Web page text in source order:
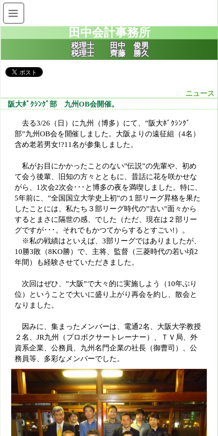
田中会計事務所
税理士 田中 俊男
税理士 齊藤 勝久
ニュース
阪大ﾎﾞｸｼﾝｸﾞ部 九州OB会開催。
去る3/26（日）に九州（博多）にて、”阪大ﾎﾞｸｼﾝｸﾞ
部”九州OB会を開催しました。大阪よりの遠征組（4名）
含め老若男女!?11名が参集しました。
私がお目にかかったことのない”伝説”の先輩や、初め
て会う後輩、旧知の方々とともに、昔話に花を咲かせな
がら、1次会2次会･･･と博多の夜を満喫しました。特に、
5年前に、”全国国立大学史上初”の１部リーグ昇格を果た
したことには、私たち３部リーグ時代の”古い”面々から
するとまさに隔世の感、でした（ただ、現在は２部リー
グですが･･･。それでもかつてからするとすごい!）。
※私の戦績はといえば、3部リーグではありましたが、
10勝3敗（8KO勝）で、主将、監督（三菱時代の若い頃2
年間）も経験させていただきました。
次回はぜひ、”大阪”で大々的に実施しよう（10年ぶり
位）ということで大いに盛り上がり再会を約し、散会と
なりました。
因みに、集まったメンバーは、電通2名、大阪大学教授
２名、JR九州（プロボクサートレーナー）、ＴＶ局、外
資系企業、公務員、九州名門企業の社長（御曹司）、公
務員等、多彩なメンバーでした。